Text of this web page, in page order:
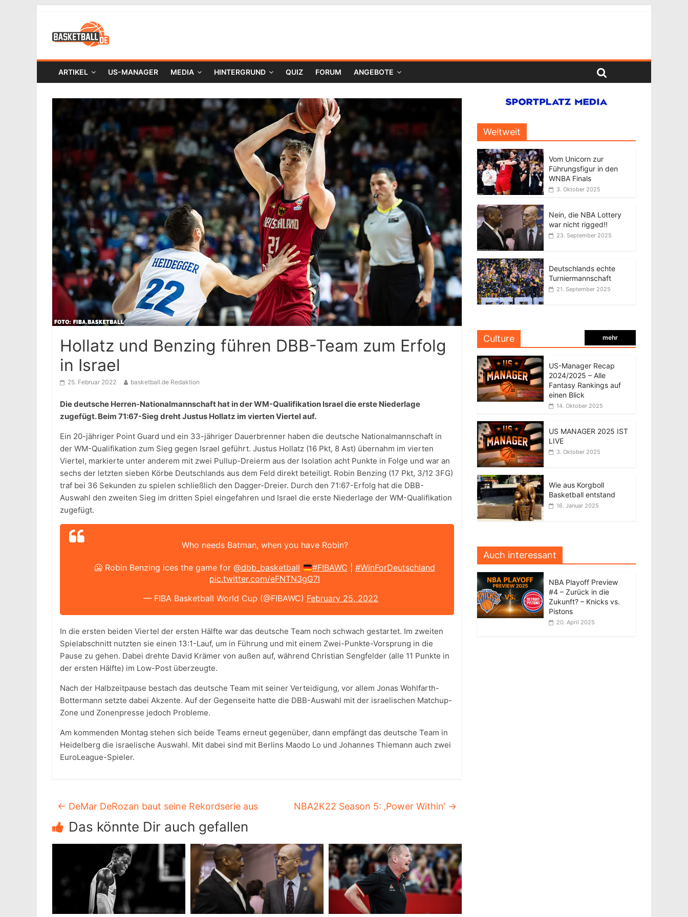
ARTIKEL US-MANAGER MEDIA HINTERGRUND QUIZ FORUM ANGEBOTE
Hollatz und Benzing führen DBB-Team zum Erfolg
in Israel
25. Februar 2022 basketball.de Redaktion
Die deutsche Herren-Nationalmannschaft hat in der WM-Qualifikation Israel die erste Niederlage
zugefügt. Beim 71:67-Sieg dreht Justus Hollatz im vierten Viertel auf.
Ein 20-jähriger Point Guard und ein 33-jähriger Dauerbrenner haben die deutsche Nationalmannschaft in
der WM-Qualifikation zum Sieg gegen Israel geführt. Justus Hollatz (16 Pkt, 8 Ast) übernahm im vierten
Viertel, markierte unter anderem mit zwei Pullup-Dreierm aus der Isolation acht Punkte in Folge und war an
sechs der letzten sieben Körbe Deutschlands aus dem Feld direkt beteiligt. Robin Benzing (17 Pkt, 3/12 3FG)
traf bei 36 Sekunden zu spielen schließlich den Dagger-Dreier. Durch den 71:67-Erfolg hat die DBB-
Auswahl den zweiten Sieg im dritten Spiel eingefahren und Israel die erste Niederlage der WM-Qualifikation
zugefügt.
Who needs Batman, when you have Robin?
🥶 Robin Benzing ices the game for@dbb_basketball #FIBAWC
#WinForDeutschland
pic.twitter.com/eFNTN3gG7l
— FIBA Basketball World Cup (@FIBAWC) February 25, 2022
In die ersten beiden Viertel der ersten Hälfte war das deutsche Team noch schwach gestartet. Im zweiten
Spielabschnitt nutzten sie einen 13:1-Lauf, um in Führung und mit einem Zwei-Punkte-Vorsprung in die
Pause zu gehen. Dabei drehte David Krämer von außen auf, während Christian Sengfelder (alle 11 Punkte in
der ersten Hälfte) im Low-Post überzeugte.
Nach der Halbzeitpause bestach das deutsche Team mit seiner Verteidigung, vor allem Jonas Wohlfarth-
Bottermann setzte dabei Akzente. Auf der Gegenseite hatte die DBB-Auswahl mit der israelischen Matchup-
Zone und Zonenpresse jedoch Probleme.
Am kommenden Montag stehen sich beide Teams erneut gegenüber, dann empfängt das deutsche Team in
Heidelberg die israelische Auswahl. Mit dabei sind mit Berlins Maodo Lo und Johannes Thiemann auch zwei
EuroLeague-Spieler.
← DeMar DeRozan baut seine Rekordserie aus NBA2K22 Season 5: ‚Power Within‘ →
Das könnte Dir auch gefallen
Weltweit
Vom Unicorn zur
Führungsfigur in den
WNBA Finals
3. Oktober 2025
Nein, die NBA Lottery
war nicht rigged!!
23. September 2025
Deutschlands echte
Turniermannschaft
21. September 2025
Culture mehr
US-Manager Recap
2024/2025 – Alle
Fantasy Rankings auf
einen Blick
14. Oktober 2025
US MANAGER 2025 IST
LIVE
3. Oktober 2025
Wie aus Korgboll
Basketball entstand
16. Januar 2025
Auch interessant
NBA Playoff Preview
#4 – Zurück in die
Zukunft? – Knicks vs.
Pistons
20. April 2025